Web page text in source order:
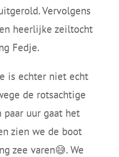
Vervolgens
heerlijke zeiltocht
Fedje.
is echter niet echt
de rotsachtige
paar uur gaat het
zien we de boot
zee varen😅. We